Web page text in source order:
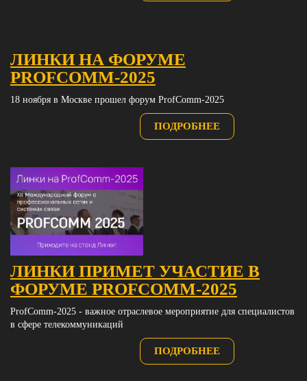
ЛИНКИ НА ФОРУМЕ
PROFCOMM‑2025
18 ноября в Москве прошел форум ProfComm‑2025
ПОДРОБНЕЕ
ЛИНКИ ПРИМЕТ УЧАСТИЕ В
ФОРУМЕ PROFCOMM‑2025
ProfComm‑2025 - важное отраслевое мероприятие для специалистов
в сфере телекоммуникаций
ПОДРОБНЕЕ